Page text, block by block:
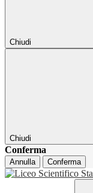
Chiudi
Chiudi
Conferma
Annulla Conferma